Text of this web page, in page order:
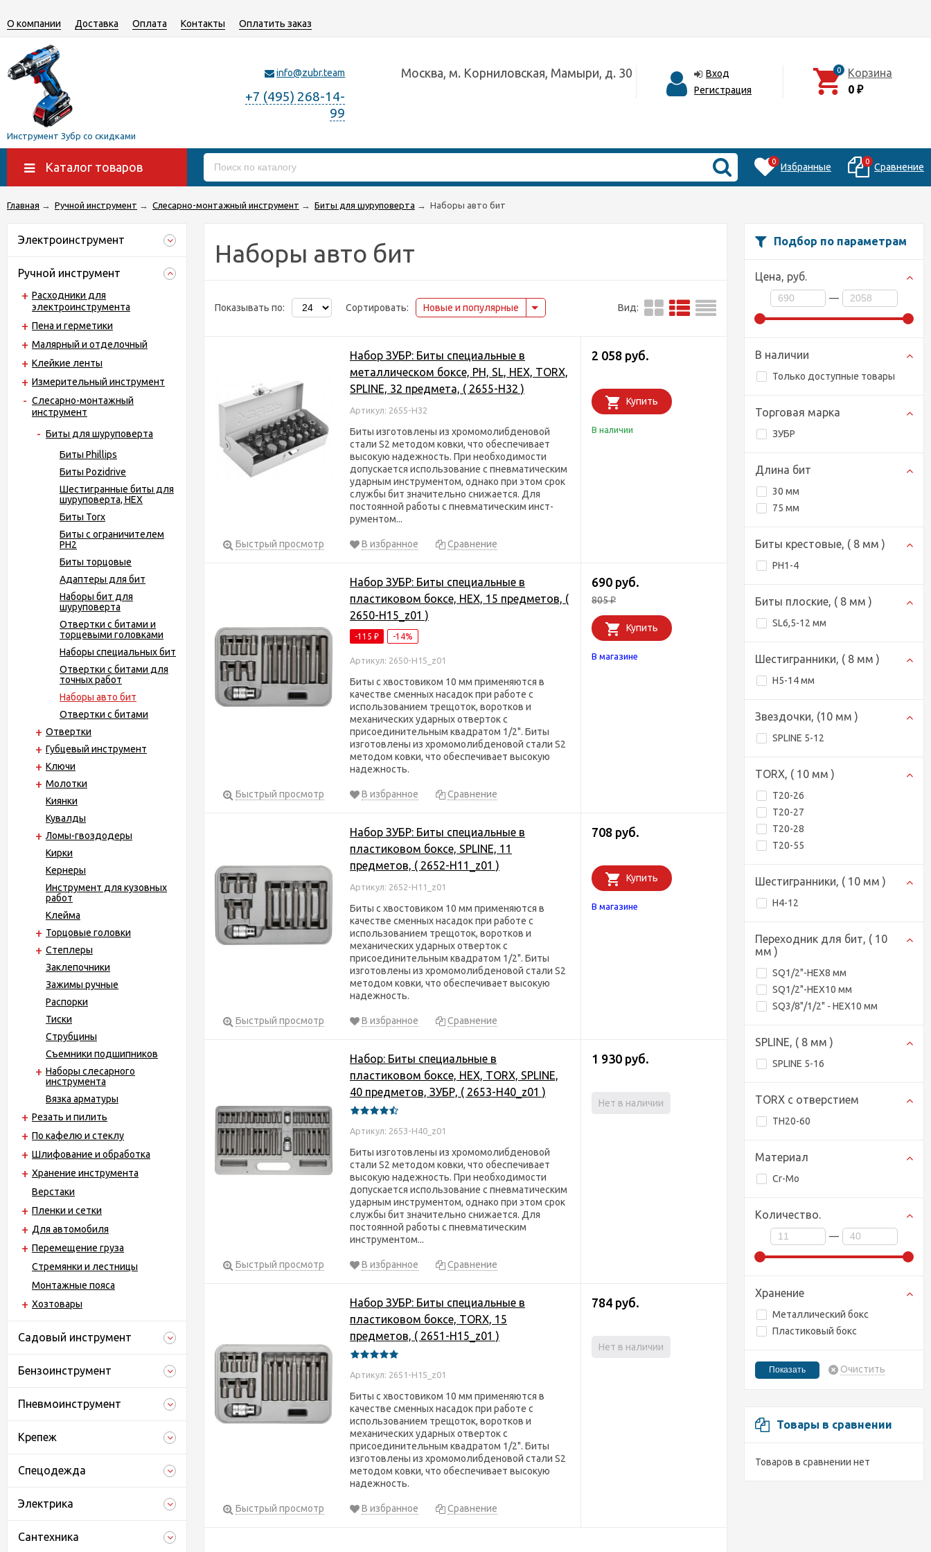
О компании Доставка Оплата Контакты Оплатить заказ
Инструмент Зубр со скидками
info@zubr.team
+7 (495) 268-14-
99
Москва, м. Корниловская, Мамыри, д. 30
Вход
Регистрация
0
Корзина
0 ₽
Каталог товаров 0 Избранные 0 Сравнение
Главная → Ручной инструмент → Слесарно-монтажный инструмент → Биты для шуруповерта → Наборы авто бит
Подбор по параметрам
Цена, руб.
—
В наличии
Только доступные товары
Торговая марка
ЗУБР
Длина бит
30 мм
75 мм
Биты крестовые, ( 8 мм )
PH1-4
Биты плоские, ( 8 мм )
SL6,5-12 мм
Шестигранники, ( 8 мм )
H5-14 мм
Звездочки, (10 мм )
SPLINE 5-12
TORX, ( 10 мм )
T20-26
T20-27
T20-28
T20-55
Шестигранники, ( 10 мм )
H4-12
Переходник для бит, ( 10
мм )
SQ1/2"-HEX8 мм
SQ1/2"-HEX10 мм
SQ3/8"/1/2" - HEX10 мм
SPLINE, ( 8 мм )
SPLINE 5-16
TORX с отверстием
TH20-60
Материал
Cr-Mo
Количество.
—
Хранение
Металлический бокс
Пластиковый бокс
Очистить
Товары в сравнении
Товаров в сравнении нет
Электроинструмент
Ручной инструмент
Расходники для
электроинструмента
Пена и герметики
Малярный и отделочный
Клейкие ленты
Измерительный инструмент
Слесарно-монтажный
инструмент
Биты для шуруповерта
Биты Phillips
Биты Pozidrive
Шестигранные биты для
шуруповерта, HEX
Биты Torx
Биты с ограничителем
PH2
Биты торцовые
Адаптеры для бит
Наборы бит для
шуруповерта
Отвертки с битами и
торцевыми головками
Наборы специальных бит
Отвертки с битами для
точных работ
Наборы авто бит
Отвертки с битами
Отвертки
Губцевый инструмент
Ключи
Молотки
Киянки
Кувалды
Ломы-гвоздодеры
Кирки
Кернеры
Инструмент для кузовных
работ
Клейма
Торцовые головки
Степлеры
Заклепочники
Зажимы ручные
Распорки
Тиски
Струбцины
Съемники подшипников
Наборы слесарного
инструмента
Вязка арматуры
Резать и пилить
По кафелю и стеклу
Шлифование и обработка
Хранение инструмента
Верстаки
Пленки и сетки
Для автомобиля
Перемещение груза
Стремянки и лестницы
Монтажные пояса
Хозтовары
Садовый инструмент
Бензоинструмент
Пневмоинструмент
Крепеж
Спецодежда
Электрика
Сантехника
Наборы авто бит
Показывать по: Сортировать: Новые и популярные Вид:
Набор ЗУБР: Биты специальные в
металлическом боксе, PH, SL, HEX, TORX,
SPLINE, 32 предмета, ( 2655-H32 )
Артикул: 2655-H32
Биты изготовлены из хромомолибденовой
стали S2 методом ковки, что обеспечивает
высокую надежность. При необходимости
допускается использование с пневматическим
ударным инструментом, однако при этом срок
службы бит значительно снижается. Для
постоянной работы с пневматическим инст-
рументом...
2 058 руб.
Купить
В наличии
Быстрый просмотр В избранное Сравнение
Набор ЗУБР: Биты специальные в
пластиковом боксе, HEX, 15 предметов, (
2650-H15_z01 )
-115 ₽ -14%
Артикул: 2650-H15_z01
Биты с хвостовиком 10 мм применяются в
качестве сменных насадок при работе с
использованием трещоток, воротков и
механических ударных отверток с
присоединительным квадратом 1/2". Биты
изготовлены из хромомолибденовой стали S2
методом ковки, что обеспечивает высокую
надежность.
690 руб.
805₽
Купить
В магазине
Быстрый просмотр В избранное Сравнение
Набор ЗУБР: Биты специальные в
пластиковом боксе, SPLINE, 11
предметов, ( 2652-H11_z01 )
Артикул: 2652-H11_z01
Биты с хвостовиком 10 мм применяются в
качестве сменных насадок при работе с
использованием трещоток, воротков и
механических ударных отверток с
присоединительным квадратом 1/2". Биты
изготовлены из хромомолибденовой стали S2
методом ковки, что обеспечивает высокую
надежность.
708 руб.
Купить
В магазине
Быстрый просмотр В избранное Сравнение
Набор: Биты специальные в
пластиковом боксе, HEX, TORX, SPLINE,
40 предметов, ЗУБР, ( 2653-H40_z01 )
Артикул: 2653-H40_z01
Биты изготовлены из хромомолибденовой
стали S2 методом ковки, что обеспечивает
высокую надежность. При необходимости
допускается использование с пневматическим
ударным инструментом, однако при этом срок
службы бит значительно снижается. Для
постоянной работы с пневматическим
инструментом...
1 930 руб.
Нет в наличии
Быстрый просмотр В избранное Сравнение
Набор ЗУБР: Биты специальные в
пластиковом боксе, TORX, 15
предметов, ( 2651-H15_z01 )
Артикул: 2651-H15_z01
Биты с хвостовиком 10 мм применяются в
качестве сменных насадок при работе с
использованием трещоток, воротков и
механических ударных отверток с
присоединительным квадратом 1/2". Биты
изготовлены из хромомолибденовой стали S2
методом ковки, что обеспечивает высокую
надежность.
784 руб.
Нет в наличии
Быстрый просмотр В избранное Сравнение